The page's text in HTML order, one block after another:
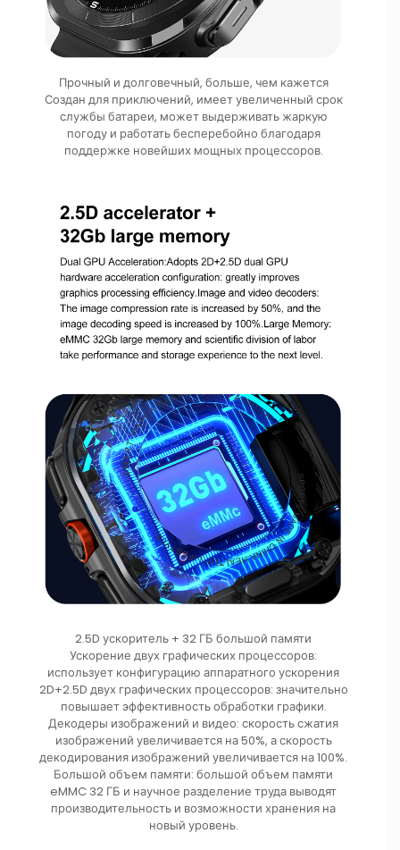
Прочный и долговечный, больше, чем кажется
Создан для приключений, имеет увеличенный срок
службы батареи, может выдерживать жаркую
погоду и работать бесперебойно благодаря
поддержке новейших мощных процессоров.
2.5D ускоритель + 32 ГБ большой памяти
Ускорение двух графических процессоров:
использует конфигурацию аппаратного ускорения
2D+2.5D двух графических процессоров: значительно
повышает эффективность обработки графики.
Декодеры изображений и видео: скорость сжатия
изображений увеличивается на 50%, а скорость
декодирования изображений увеличивается на 100%.
Большой объем памяти: большой объем памяти
eMMC 32 ГБ и научное разделение труда выводят
производительность и возможности хранения на
новый уровень.